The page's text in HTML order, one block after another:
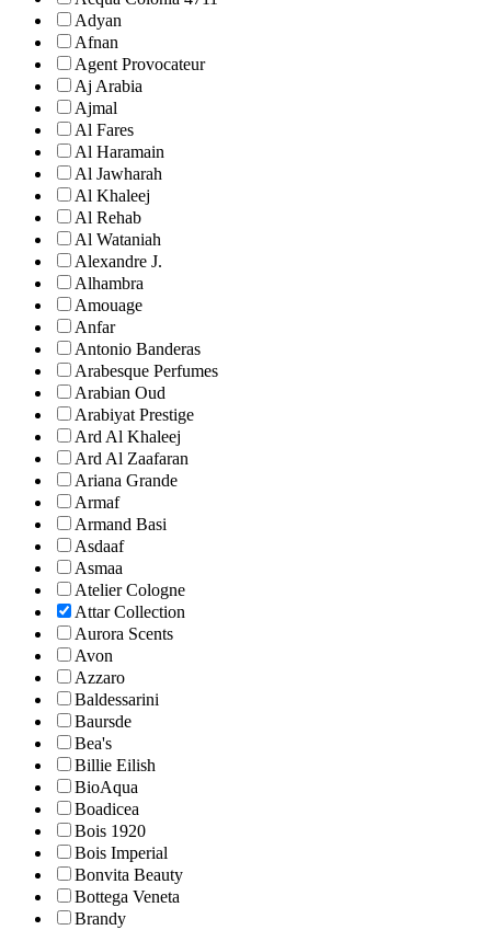
Adyan
Afnan
Agent Provocateur
Aj Arabia
Ajmal
Al Fares
Al Haramain
Al Jawharah
Al Khaleej
Al Rehab
Al Wataniah
Alexandre J.
Alhambra
Amouage
Anfar
Antonio Banderas
Arabesque Perfumes
Arabian Oud
Arabiyat Prestige
Ard Al Khaleej
Ard Al Zaafaran
Ariana Grande
Armaf
Armand Basi
Asdaaf
Asmaa
Atelier Cologne
Attar Collection
Aurora Scents
Avon
Azzaro
Baldessarini
Baursde
Bea's
Billie Eilish
BioAqua
Boadicea
Bois 1920
Bois Imperial
Bonvita Beauty
Bottega Veneta
Brandy